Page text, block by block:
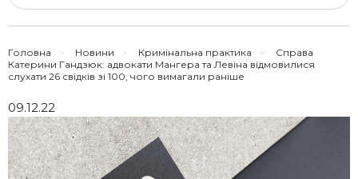
Головна > Новини > Кримінальна практика >
Справа
Катерини Гандзюк: адвокати Мангера та Левіна відмовилися
слухати 26 свідків зі 100, чого вимагали раніше
09.12.22